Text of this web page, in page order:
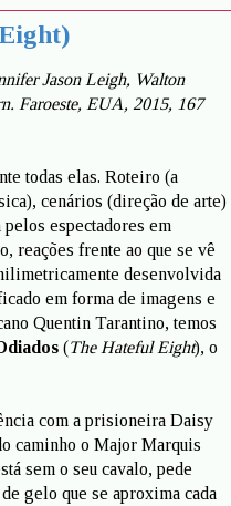
Jason Leigh, Walton
Faroeste, EUA, 2015, 167
todas elas. Roteiro (a
cenários (direção de arte)
pelos espectadores em
reações frente ao que se vê
desenvolvida
em forma de imagens e
Quentin Tarantino, temos
(The Hateful Eight), o
com a prisioneira Daisy
caminho o Major Marquis
sem o seu cavalo, pede
gelo que se aproxima cada